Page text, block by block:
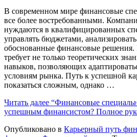
В современном мире финансовые
все более востребованными.
нуждаются в квалифицированных
управлять бюджетами,
обоснованные финансовые решения.
требует не только теоретических
навыков, позволяющих
условиям рынка. Путь к успешной
показаться сложным, однако …
Читать далее “Финансовые
успешным финансистом? Полное
Опубликовано в Карьерный путь